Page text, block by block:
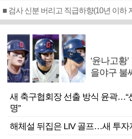
‘윤나고
을야구 불
새 축구협회장 선출 방식 윤곽
명”
해체설 뒤집은 LIV 골프…새 투자